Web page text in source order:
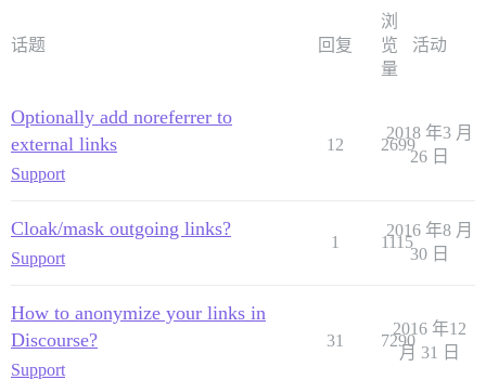
话题 回复
浏
览
量
活动
Optionally add noreferrer to
external links
Support
12 2699
2018 年3 月
26 日
Cloak/mask outgoing links?
Support
1 1115
2016 年8 月
30 日
How to anonymize your links in
Discourse?
Support
31 7290
2016 年12
月 31 日